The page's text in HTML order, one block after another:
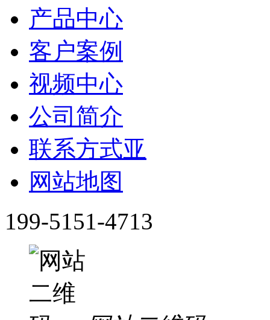
产品中心
客户案例
视频中心
公司简介
联系方式亚
网站地图
199-5151-4713